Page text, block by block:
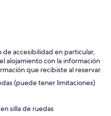
de accesibilidad en particular,
alojamiento con la información
que recibiste al reservar.
(puede tener limitaciones)
silla de ruedas